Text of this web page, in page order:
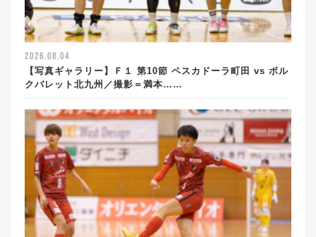
2026.08.04
【写真ギャラリー】Ｆ１ 第10節 ペスカドーラ町田 vs ボル
クバレット北九州／撮影＝満本……